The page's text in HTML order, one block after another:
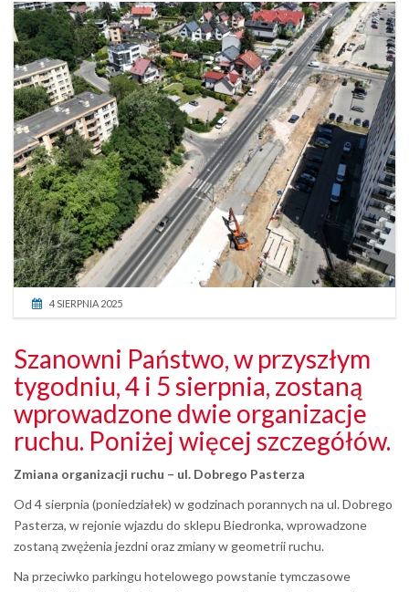
4 SIERPNIA 2025
Szanowni Państwo, w przyszłym
tygodniu, 4 i 5 sierpnia, zostaną
wprowadzone dwie organizacje
ruchu. Poniżej więcej szczegółów.
Zmiana organizacji ruchu – ul. Dobrego Pasterza
Od 4 sierpnia (poniedziałek) w godzinach porannych na ul. Dobrego
Pasterza, w rejonie wjazdu do sklepu Biedronka, wprowadzone
zostaną zwężenia jezdni oraz zmiany w geometrii ruchu.
Na przeciwko parkingu hotelowego powstanie tymczasowe